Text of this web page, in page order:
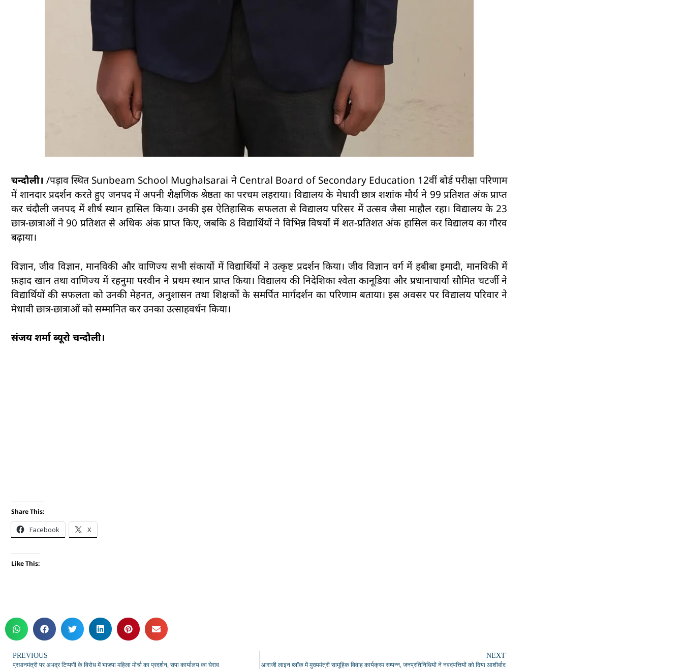
चन्दौली।/पड़ाव स्थित Sunbeam School Mughalsarai ने Central Board of Secondary Education 12वीं बोर्ड परीक्षा परिणाम
में शानदार प्रदर्शन करते हुए जनपद में अपनी शैक्षणिक श्रेष्ठता का परचम लहराया। विद्यालय के मेधावी छात्र शशांक मौर्य ने 99 प्रतिशत अंक प्राप्त
कर चंदौली जनपद में शीर्ष स्थान हासिल किया। उनकी इस ऐतिहासिक सफलता से विद्यालय परिसर में उत्सव जैसा माहौल रहा। विद्यालय के 23
छात्र-छात्राओं ने 90 प्रतिशत से अधिक अंक प्राप्त किए, जबकि 8 विद्यार्थियों ने विभिन्न विषयों में शत-प्रतिशत अंक हासिल कर विद्यालय का गौरव
बढ़ाया।
विज्ञान, जीव विज्ञान, मानविकी और वाणिज्य सभी संकायों में विद्यार्थियों ने उत्कृष्ट प्रदर्शन किया। जीव विज्ञान वर्ग में हबीबा इमादी, मानविकी में
फ़हाद खान तथा वाणिज्य में रहनुमा परवीन ने प्रथम स्थान प्राप्त किया। विद्यालय की निदेशिका श्वेता कानूडिया और प्रधानाचार्या सौमित चटर्जी ने
विद्यार्थियों की सफलता को उनकी मेहनत, अनुशासन तथा शिक्षकों के समर्पित मार्गदर्शन का परिणाम बताया। इस अवसर पर विद्यालय परिवार ने
मेधावी छात्र-छात्राओं को सम्मानित कर उनका उत्साहवर्धन किया।
संजय शर्मा ब्यूरो चन्दौली।
Share This:
Facebook X
Like This:
PREVIOUS
प्रधानमंत्री पर अभद्र टिप्पणी के विरोध में भाजपा महिला मोर्चा का प्रदर्शन, सपा कार्यालय का घेराव
NEXT
आराजी लाइन ब्लॉक में मुख्यमंत्री सामूहिक विवाह कार्यक्रम सम्पन्न, जनप्रतिनिधियों ने नवदंपत्तियों को दिया आशीर्वाद